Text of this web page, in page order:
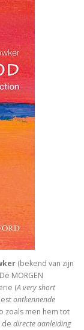
Doubt
het Hooglied
je. Sorry.
Didactica
Europese uitdaging
Leven en werk
(bekend van zijn
MORGEN
(A very short
ontkennende
zoals men hem tot
de directe aanleiding